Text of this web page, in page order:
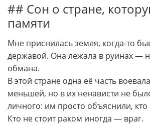
## Сон о стране,
памяти
Мне приснилась земля, когда-то
державой. Она лежала в руинах —
обмана.
В этой стране одна её часть
меньшей, но в их ненависти не
личного: им просто объяснили, кто
Кто не стоит раком иногда — враг.